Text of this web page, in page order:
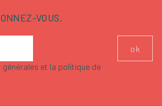
VOUS.
et la politique de